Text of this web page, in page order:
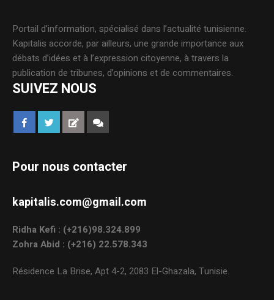
Portail d’information, spécialisé dans l’actualité tunisienne.
Kapitalis accorde, par ailleurs, une grande importance aux
débats d’idées et à l’expression citoyenne, à travers la
publication de tribunes, d’opinions et de commentaires.
SUIVEZ NOUS
Pour nous contacter
kapitalis.com@gmail.com
Ridha Kefi : (+216)98.324.899
Zohra Abid : (+216) 22.578.343
Résidence La Brise, Apt 4-2, 2083 El-Ghazala, Tunisie.